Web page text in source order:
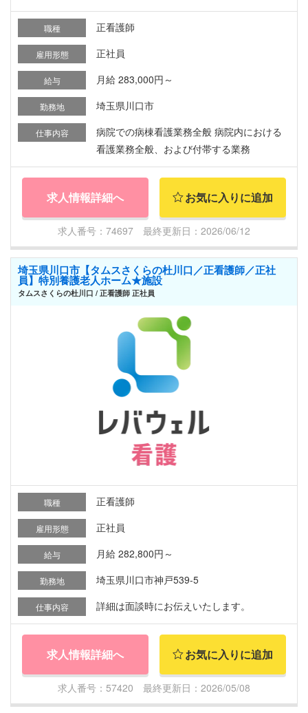
職種 正看護師
雇用形態 正社員
給与 月給 283,000円～
勤務地 埼玉県川口市
仕事内容
病院での病棟看護業務全般 病院内における
看護業務全般、および付帯する業務
求人情報詳細へ お気に入りに追加
求人番号：74697 最終更新日：2026/06/12
埼玉県川口市【タムスさくらの杜川口／正看護師／正社
員】特別養護老人ホーム★施設
タムスさくらの杜川口 / 正看護師 正社員
職種 正看護師
雇用形態 正社員
給与 月給 282,800円～
勤務地 埼玉県川口市神戸539-5
仕事内容 詳細は面談時にお伝えいたします。
求人情報詳細へ お気に入りに追加
求人番号：57420 最終更新日：2026/05/08